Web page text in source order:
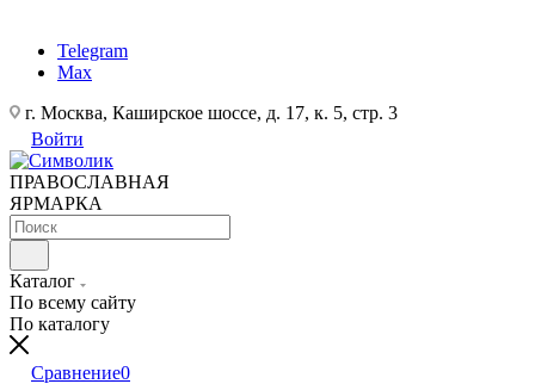
Telegram
Max
г. Москва, Каширское шоссе, д. 17, к. 5, стр. 3
Войти
ПРАВОСЛАВНАЯ
ЯРМАРКА
Каталог
По всему сайту
По каталогу
Сравнение0